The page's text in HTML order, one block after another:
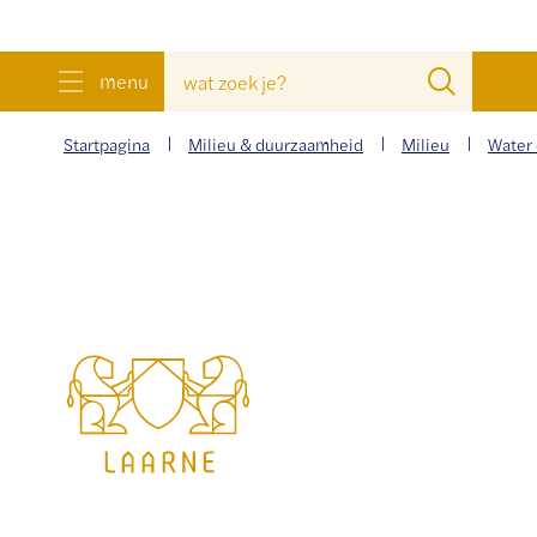
menu
zoek
je?
Gemeente
Laarne
Startpagina Milieu & duurzaamheid Milieu